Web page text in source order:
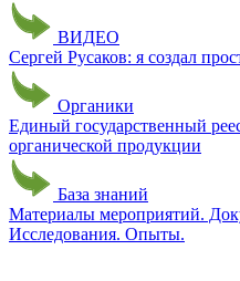
ВИДЕО
Сергей Русаков: я создал
Органики
Единый государственный
органической продукции
База знаний
Материалы мероприятий.
Исследования. Опыты.